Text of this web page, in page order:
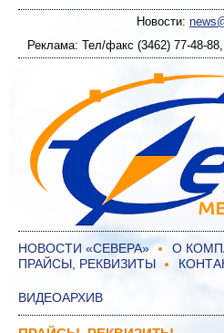
Новости:
Реклама: Тел/факс (3462) 77-48-
НОВОСТИ «СЕВЕРА» О
ПРАЙСЫ, РЕКВИЗИТЫ
ВИДЕОАРХИВ